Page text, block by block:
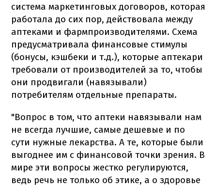
система маркетинговых договоров, которая
работала до сих пор, действовала между
аптеками и фармпроизводителями. Схема
предусматривала финансовые стимулы
(бонусы, кэшбеки и т.д.), которые аптекари
требовали от производителей за то, чтобы
они продвигали (навязывали)
потребителям отдельные препараты.
"Вопрос в том, что аптеки навязывали нам
не всегда лучшие, самые дешевые и по
сути нужные лекарства. А те, которые были
выгоднее им с финансовой точки зрения. В
мире эти вопросы жестко регулируются,
ведь речь не только об этике, а о здоровье